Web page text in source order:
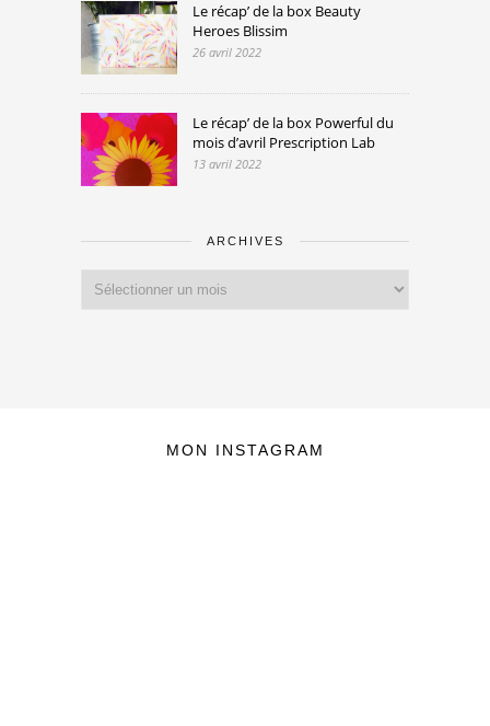
Le récap’ de la box Beauty
Heroes Blissim
26 avril 2022
Le récap’ de la box Powerful du
mois d’avril Prescription Lab
13 avril 2022
ARCHIVES
MON INSTAGRAM